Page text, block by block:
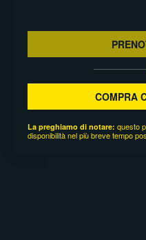
COMPRA
La preghiamo di notare: questo
disponibilità nel più breve tempo